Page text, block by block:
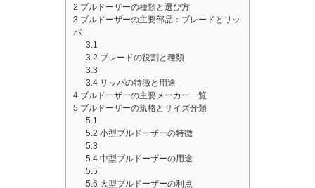
2 ブルドーザーの種類と選び方
3 ブルドーザーの主要部品：ブレードとリッ
パ
3.1
3.2 ブレードの役割と種類
3.3
3.4 リッパの特徴と用途
4 ブルドーザーの主要メーカー一覧
5 ブルドーザーの規格とサイズ分類
5.1
5.2 小型ブルドーザーの特徴
5.3
5.4 中型ブルドーザーの用途
5.5
5.6 大型ブルドーザーの利点